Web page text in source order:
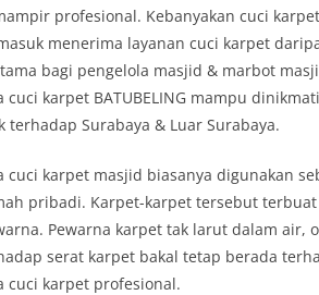
profesional. Kebanyakan cuci
menerima layanan cuci karpet
bagi pengelola masjid & marbot
cuci karpet BATUBELING mampu
terhadap Surabaya & Luar Surabaya.
cuci karpet masjid biasanya digunakan
pribadi. Karpet-karpet tersebut
Pewarna karpet tak larut dalam air,
serat karpet bakal tetap berada
cuci karpet profesional.